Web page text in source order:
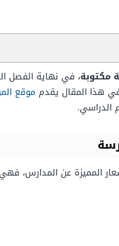
مكتوبة، في نهاية الفصل
هذا المقال يقدم موقع
الدراسي.
المميزة عن المدارس،